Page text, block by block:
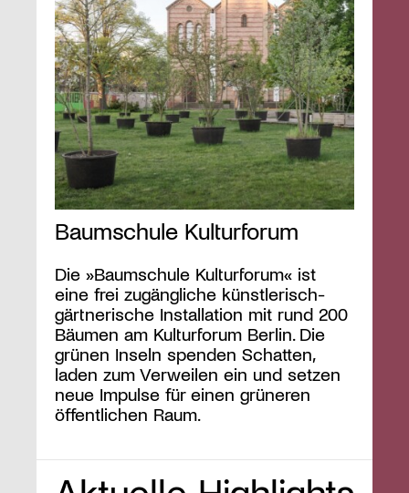
Baumschule Kulturforum
Die »Baumschule Kulturforum« ist
eine frei zugängliche künstlerisch-
gärtnerische Installation mit rund 200
Bäumen am Kulturforum Berlin. Die
grünen Inseln spenden Schatten,
laden zum Verweilen ein und setzen
neue Impulse für einen grüneren
öffentlichen Raum.